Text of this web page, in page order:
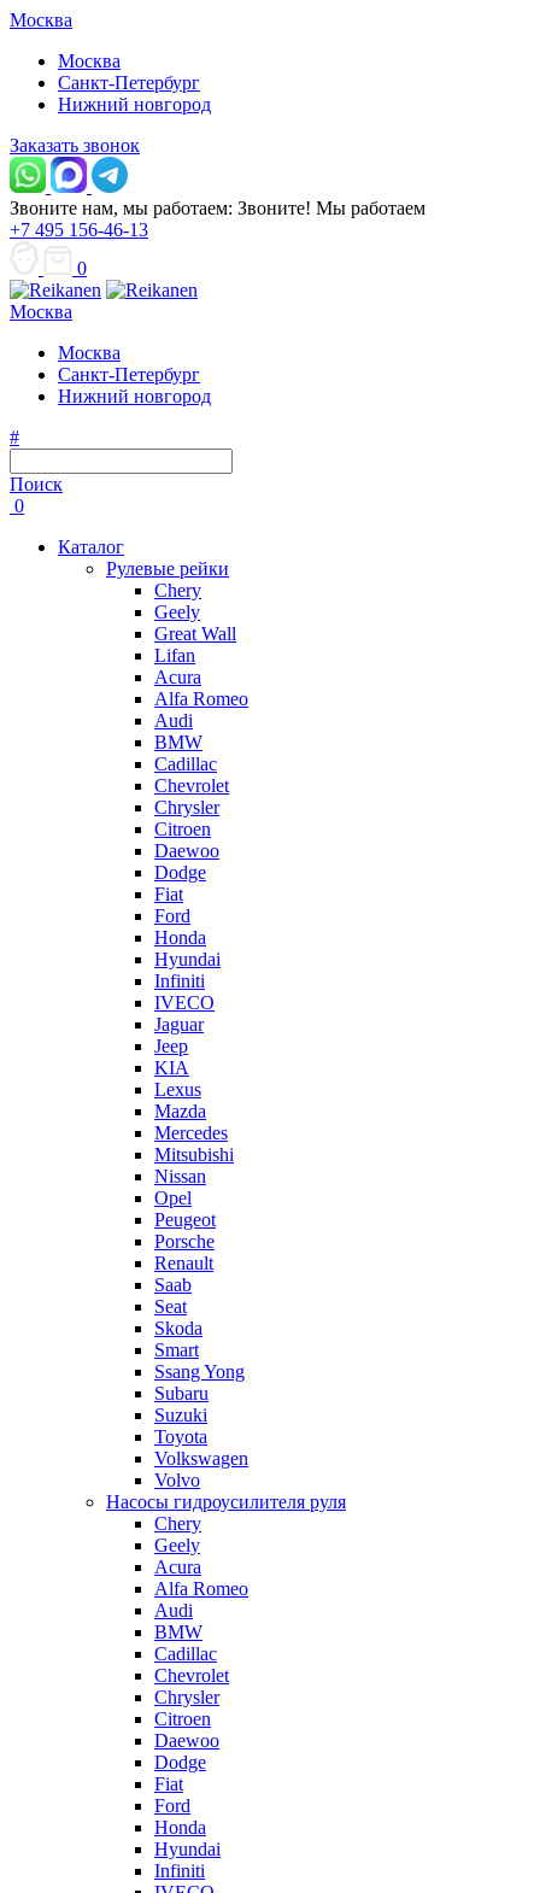
Москва
Москва
Санкт-Петербург
Нижний новгород
Заказать звонок
Звоните нам, мы работаем: Звоните! Мы работаем
+7 495 156-46-13
0
Москва
Москва
Санкт-Петербург
Нижний новгород
#
Поиск
0
Каталог
Рулевые рейки
Chery
Geely
Great Wall
Lifan
Acura
Alfa Romeo
Audi
BMW
Cadillac
Chevrolet
Chrysler
Citroen
Daewoo
Dodge
Fiat
Ford
Honda
Hyundai
Infiniti
IVECO
Jaguar
Jeep
KIA
Lexus
Mazda
Mercedes
Mitsubishi
Nissan
Opel
Peugeot
Porsche
Renault
Saab
Seat
Skoda
Smart
Ssang Yong
Subaru
Suzuki
Toyota
Volkswagen
Volvo
Насосы гидроусилителя руля
Chery
Geely
Acura
Alfa Romeo
Audi
BMW
Cadillac
Chevrolet
Chrysler
Citroen
Daewoo
Dodge
Fiat
Ford
Honda
Hyundai
Infiniti